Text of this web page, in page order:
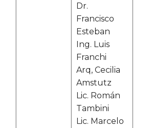
Dr.
Francisco
Esteban
Ing. Luis
Franchi
Arq, Cecilia
Amstutz
Lic. Román
Tambini
Lic. Marcelo